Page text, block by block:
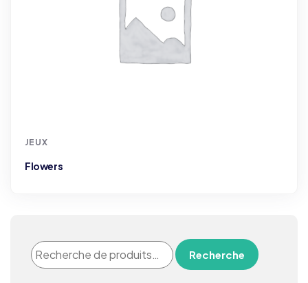
JEUX
Flowers
Recherche